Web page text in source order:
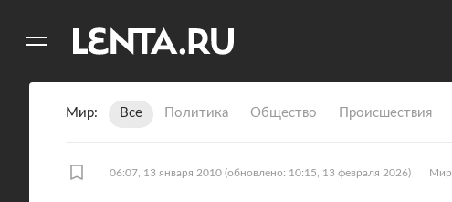
Мир Все Политика Общество Происшествия
06:07, 13 января 2010 (обновлено: 10:15, 13 февраля 2026) Мир